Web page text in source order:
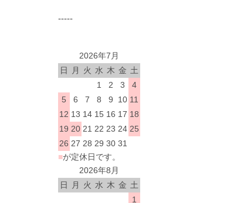
-----
2026年7月
日
月 火 水 木 金 土
1
2 3
4
5
6 7 8 9 10 11
12 13 14 15 16 17 18
19 20 21 22 23 24 25
26 27 28 29 30 31
■が定休日です。
2026年8月
日
月 火 水 木 金 土
1